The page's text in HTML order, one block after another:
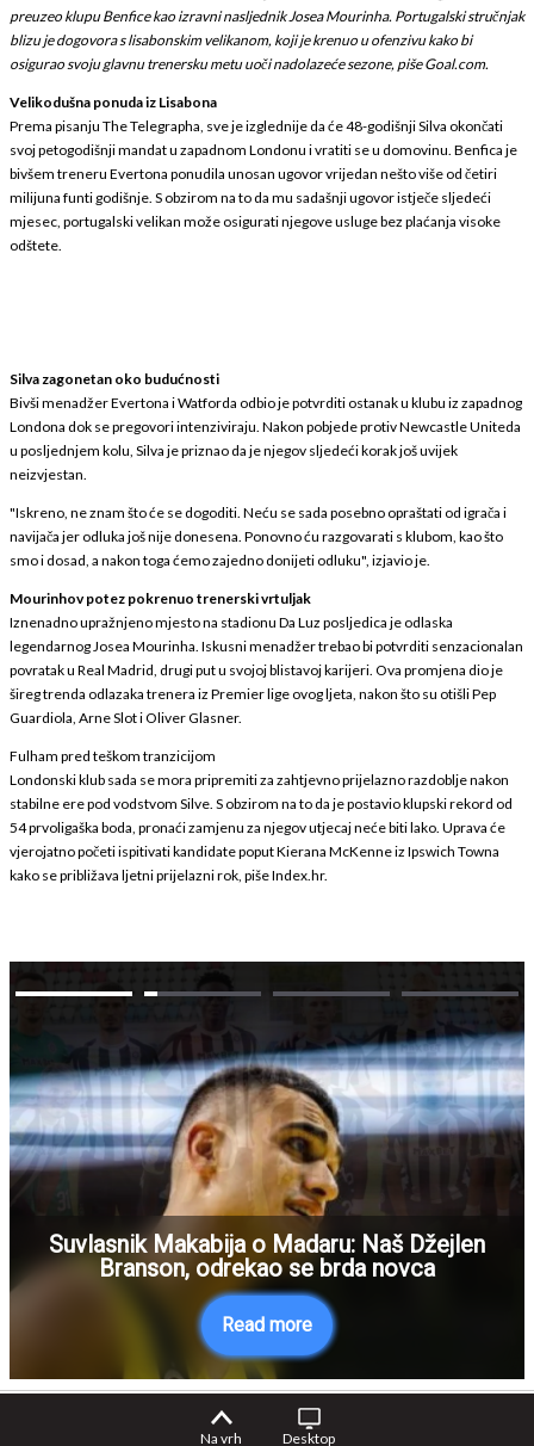
preuzeo klupu Benfice kao izravni nasljednik Josea Mourinha. Portugalski stručnjak
blizu je dogovora s lisabonskim velikanom, koji je krenuo u ofenzivu kako bi
osigurao svoju glavnu trenersku metu uoči nadolazeće sezone, piše Goal.com.
Velikodušna ponuda iz Lisabona
Prema pisanju The Telegrapha, sve je izglednije da će 48-godišnji Silva okončati
svoj petogodišnji mandat u zapadnom Londonu i vratiti se u domovinu. Benfica je
bivšem treneru Evertona ponudila unosan ugovor vrijedan nešto više od četiri
milijuna funti godišnje. S obzirom na to da mu sadašnji ugovor istječe sljedeći
mjesec, portugalski velikan može osigurati njegove usluge bez plaćanja visoke
odštete.
Silva zagonetan oko budućnosti
Bivši menadžer Evertona i Watforda odbio je potvrditi ostanak u klubu iz zapadnog
Londona dok se pregovori intenziviraju. Nakon pobjede protiv Newcastle Uniteda
u posljednjem kolu, Silva je priznao da je njegov sljedeći korak još uvijek
neizvjestan.
"Iskreno, ne znam što će se dogoditi. Neću se sada posebno opraštati od igrača i
navijača jer odluka još nije donesena. Ponovno ću razgovarati s klubom, kao što
smo i dosad, a nakon toga ćemo zajedno donijeti odluku", izjavio je.
Mourinhov potez pokrenuo trenerski vrtuljak
Iznenadno upražnjeno mjesto na stadionu Da Luz posljedica je odlaska
legendarnog Josea Mourinha. Iskusni menadžer trebao bi potvrditi senzacionalan
povratak u Real Madrid, drugi put u svojoj blistavoj karijeri. Ova promjena dio je
šireg trenda odlazaka trenera iz Premier lige ovog ljeta, nakon što su otišli Pep
Guardiola, Arne Slot i Oliver Glasner.
Fulham pred teškom tranzicijom
Londonski klub sada se mora pripremiti za zahtjevno prijelazno razdoblje nakon
stabilne ere pod vodstvom Silve. S obzirom na to da je postavio klupski rekord od
54 prvoligaška boda, pronaći zamjenu za njegov utjecaj neće biti lako. Uprava će
vjerojatno početi ispitivati kandidate poput Kierana McKenne iz Ipswich Towna
kako se približava ljetni prijelazni rok, piše Index.hr.
Suvlasnik Makabija o Madaru: Naš Džejlen
Branson, odrekao se brda novca
Read more
Na vrh Desktop